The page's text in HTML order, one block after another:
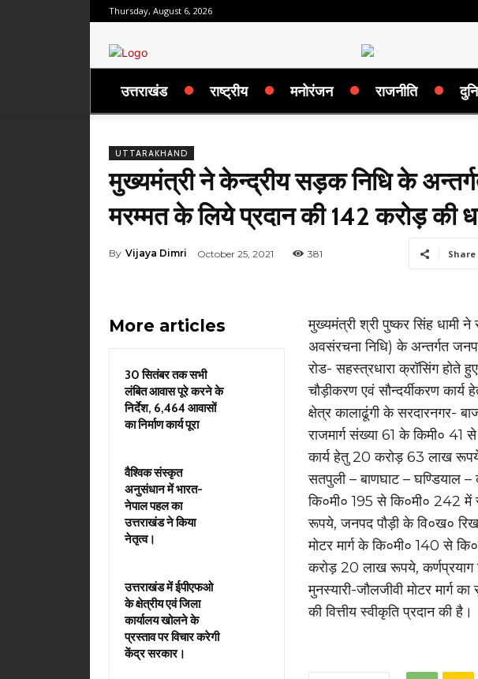
Thursday, August 6, 2026
उत्तराखंड राष्ट्रीय मनोरंजन राजनीति
UTTARAKHAND
मुख्यमंत्री ने केन्द्रीय सड़क निधि के
मरम्मत के लिये प्रदान की 142 करोड़ की
By Vijaya Dimri October 25, 2021 381 Share
More articles
30 सितंबर तक सभी
लंबित आवास पूरे करने के
निर्देश, 6,464 आवासों
का निर्माण कार्य पूरा
वैश्विक संस्कृत
अनुसंधान में भारत-
नेपाल पहल का
उत्तराखंड ने किया
नेतृत्व।
उत्तराखंड में ईपीएफओ
के क्षेत्रीय एवं जिला
कार्यालय खोलने के
प्रस्ताव पर विचार करेगी
केंद्र सरकार।
मुख्यमंत्री श्री पुष्कर सिंह
अवसंरचना निधि) के अन्तर्गत
रोड- सहस्त्रधारा क्रॉसिंग
चौड़ीकरण एवं सौन्दर्यीकरण
क्षेत्र कालाढूंगी के सरदारनगर-
राजमार्ग संख्या 61 के किमी० 41
कार्य हेतु 20 करोड़ 63 लाख
सतपुली – बाणघाट – घण्डियाल
कि०मी० 195 से कि०मी० 242 में
रूपये, जनपद पौड़ी के वि०ख०
मोटर मार्ग के कि०मी० 140 से
करोड़ 20 लाख रूपये, कर्णप्रयाग
मुनस्यारी-जौलजीवी मोटर
की वित्तीय स्वीकृति प्रदान की है।